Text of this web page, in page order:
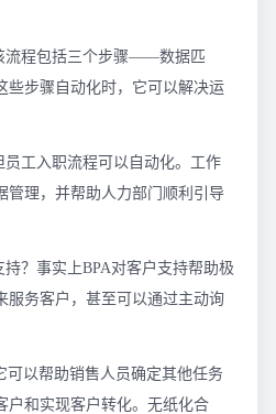
流程包括三个步骤——数据匹
些步骤自动化时，它可以解决运
工入职流程可以自动化。工作
管理，并帮助人力部门顺利引导
？事实上BPA对客户支持帮助极
服务客户，甚至可以通过主动询
可以帮助销售人员确定其他任务
户和实现客户转化。无纸化合